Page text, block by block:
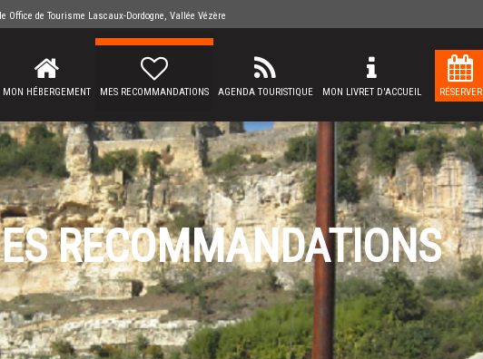
Office de Tourisme Lascaux-Dordogne, Vallée Vézère
MON HÉBERGEMENT MES RECOMMANDATIONS AGENDA TOURISTIQUE MON LIVRET D'ACCUEIL RÉSERVER
RECOMMANDATIONS